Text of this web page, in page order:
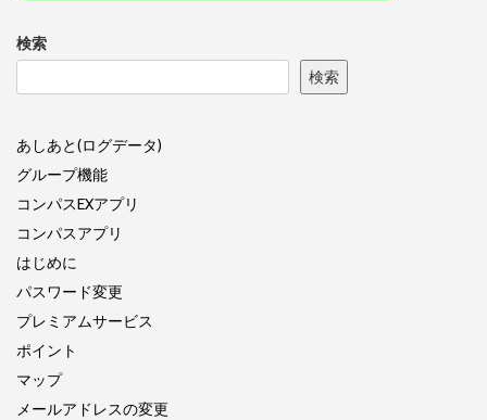
検索
検索
あしあと(ログデータ)
グループ機能
コンパスEXアプリ
コンパスアプリ
はじめに
パスワード変更
プレミアムサービス
ポイント
マップ
メールアドレスの変更